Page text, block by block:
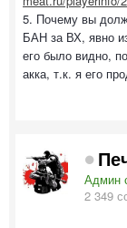
5. Почему вы
БАН за ВХ, явно
его было видно,
акка, т.к. я его
Админ
2 349